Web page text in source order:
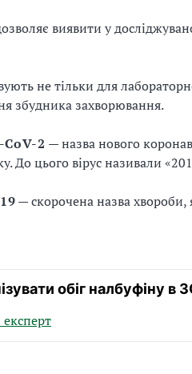
виявити у
не тільки для
збудника захворювання.
CoV-2 — назва нового
До цього вірус називали
— скорочена назва
обіг налбуфіну в